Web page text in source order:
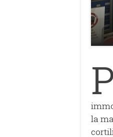
P
la